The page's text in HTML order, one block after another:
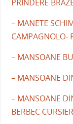
PRINDERE
– MANETE
CAMPAGNOLO-
– MANSOANE
– MANSOANE
– MANSOANE
BERBEC